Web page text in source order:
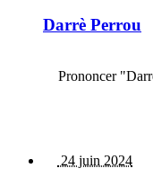
Darrè Perrou
Prononcer
24 juin 2024